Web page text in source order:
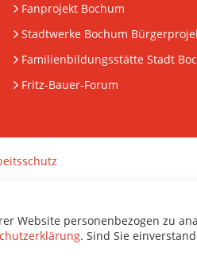
Fanprojekt Bochum
Stadtwerke Bochum
Familienbildungsstätte Stadt
Fritz-Bauer-Forum
Website personenbezogen zu
. Sind Sie